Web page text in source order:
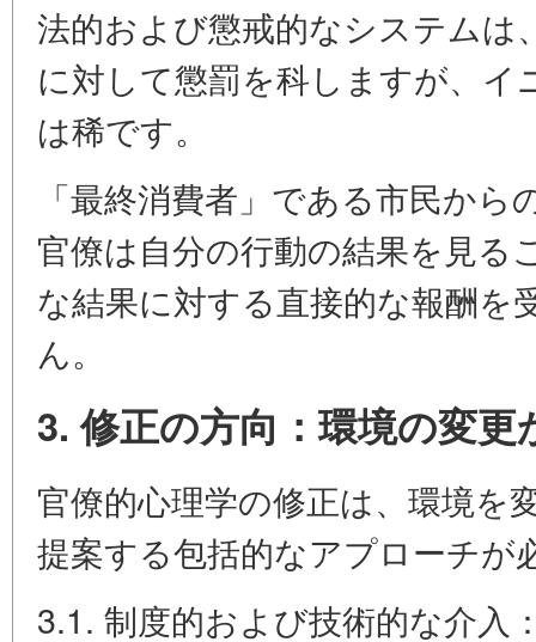
法的および懲戒的なシステムは
に対して懲罰を科しますが、
は稀です。
「最終消費者」である市民か
官僚は自分の行動の結果を見る
な結果に対する直接的な報酬を
ん。
3. 修正の方向：環境の変
官僚的心理学の修正は、環境を
提案する包括的なアプローチが
3.1. 制度的および技術的な介入